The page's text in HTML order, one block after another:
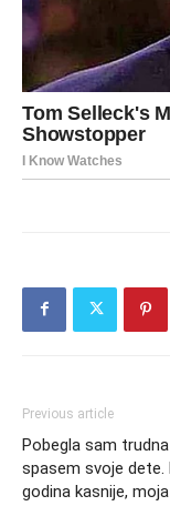
Previous article
Pobegla sam
spasem svoje dete.
godina kasnije,